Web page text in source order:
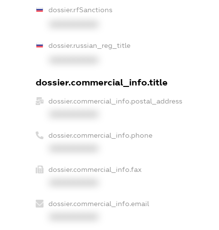
dossier.rfSanctions
dossier.russian_reg_title
dossier.commercial_info.title
dossier.commercial_info.postal_address
dossier.commercial_info.phone
dossier.commercial_info.fax
dossier.commercial_info.email